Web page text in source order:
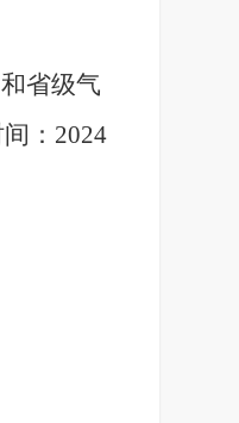
省级气
：2024